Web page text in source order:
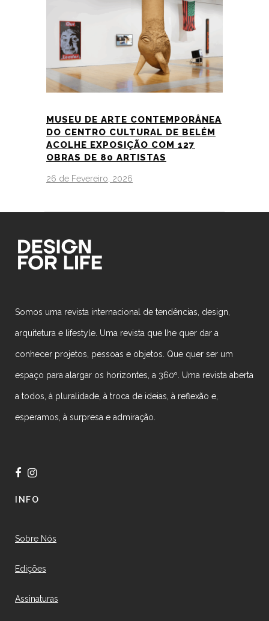
MUSEU DE ARTE CONTEMPORÂNEA
DO CENTRO CULTURAL DE BELÉM
ACOLHE EXPOSIÇÃO COM 127
OBRAS DE 80 ARTISTAS
26 de Fevereiro, 2026
Somos uma revista internacional de tendências, design,
arquitetura e lifestyle. Uma revista que lhe quer dar a
conhecer projetos, pessoas e objetos. Que quer ser um
espaço para alargar os horizontes, a 360º. Uma revista aberta
a todos, à pluralidade, à troca de ideias, à reflexão e,
esperamos, à surpresa e admiração.
INFO
Sobre Nós
Edições
Assinaturas